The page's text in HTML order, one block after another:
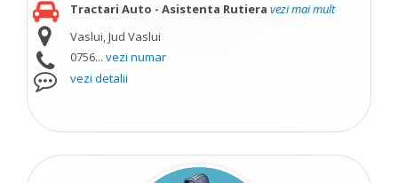
Tractari Auto - Asistenta Rutiera vezi mai mult
Vaslui, Jud Vaslui
0756... vezi numar
vezi detalii